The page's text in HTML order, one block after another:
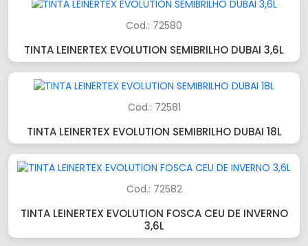
Cod.: 72580
TINTA LEINERTEX EVOLUTION SEMIBRILHO DUBAI 3,6L
Cod.: 72581
TINTA LEINERTEX EVOLUTION SEMIBRILHO DUBAI 18L
Cod.: 72582
TINTA LEINERTEX EVOLUTION FOSCA CEU DE INVERNO
3,6L